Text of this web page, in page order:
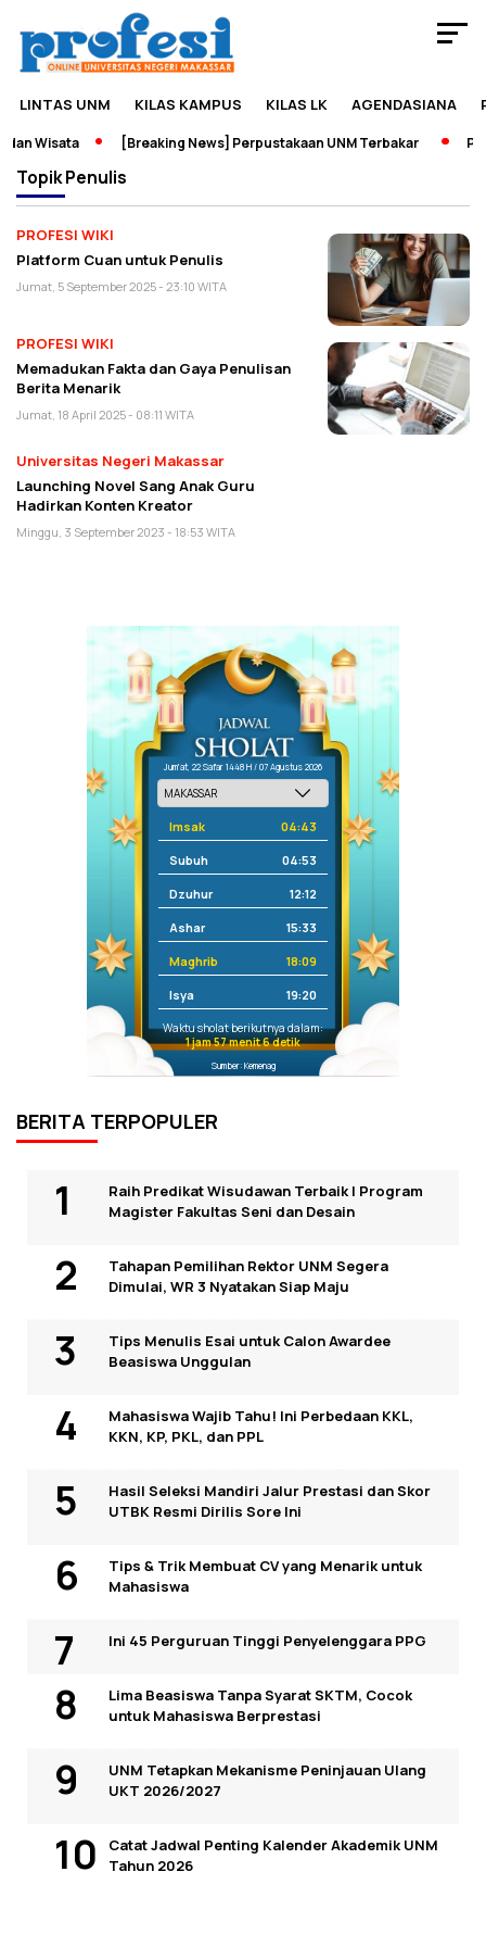
LINTAS UNM KILAS KAMPUS KILAS LK AGENDASIANA
Wisata [Breaking News] Perpustakaan UNM Terbakar
TopikPenulis
PROFESI WIKI
Platform Cuan untuk Penulis
Jumat, 5 September 2025 - 23:10 WITA
PROFESI WIKI
Memadukan Fakta dan Gaya Penulisan
Berita Menarik
Jumat, 18 April 2025 - 08:11 WITA
Universitas Negeri Makassar
Launching Novel Sang Anak Guru
Hadirkan Konten Kreator
Minggu, 3 September 2023 - 18:53 WITA
Jum'at, 22 Safar 1448 H / 07 Agustus 2026
Imsak 04:43
Subuh 04:53
Dzuhur 12:12
Ashar 15:33
Maghrib 18:09
Isya 19:20
Waktu sholat berikutnya dalam:
1 jam 57 menit 6 detik
Sumber: Kemenag
BERITA TERPOPULER
Raih Predikat Wisudawan Terbaik I Program
Magister Fakultas Seni dan Desain
Tahapan Pemilihan Rektor UNM Segera
Dimulai, WR 3 Nyatakan Siap Maju
Tips Menulis Esai untuk Calon Awardee
Beasiswa Unggulan
Mahasiswa Wajib Tahu! Ini Perbedaan KKL,
KKN, KP, PKL, dan PPL
Hasil Seleksi Mandiri Jalur Prestasi dan Skor
UTBK Resmi Dirilis Sore Ini
Tips & Trik Membuat CV yang Menarik untuk
Mahasiswa
Ini 45 Perguruan Tinggi Penyelenggara PPG
Lima Beasiswa Tanpa Syarat SKTM, Cocok
untuk Mahasiswa Berprestasi
UNM Tetapkan Mekanisme Peninjauan Ulang
UKT 2026/2027
Catat Jadwal Penting Kalender Akademik UNM
Tahun 2026